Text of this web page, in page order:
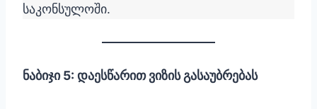
საკონსულოში.
ნაბიჯი 5: დაესწარით ვიზის გასაუბრებას